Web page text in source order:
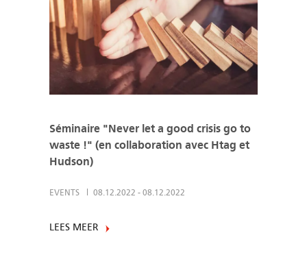
Séminaire "Never let a good crisis go to
waste !" (en collaboration avec Htag et
Hudson)
EVENTS 08.12.2022 - 08.12.2022
LEES MEER